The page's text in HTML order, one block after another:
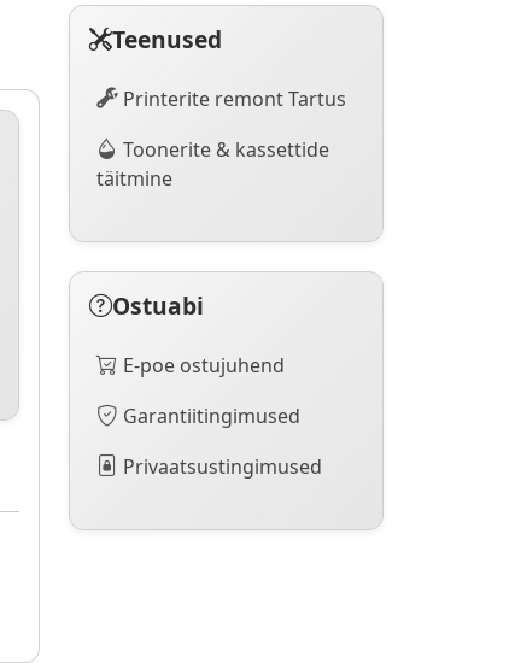
Teenused
Printerite remont Tartus
Toonerite & kassettide
täitmine
Ostuabi
E-poe ostujuhend
Garantiitingimused
Privaatsustingimused